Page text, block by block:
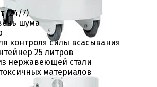
(24/7)
шума
контроля силы всасывания
25 литров
нержавеющей стали
материалов